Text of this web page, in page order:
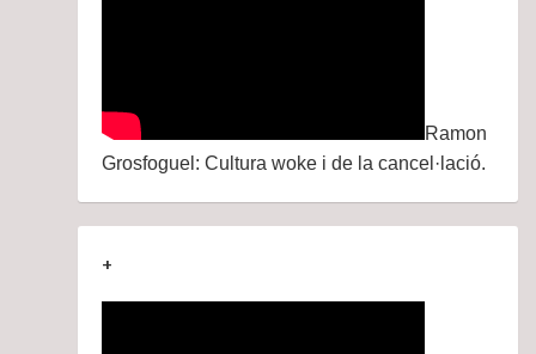
Ramon
Grosfoguel: Cultura woke i de la cancel·lació.
+